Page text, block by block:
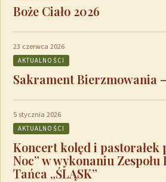
Boże Ciało 2026
23 czerwca 2026
AKTUALNOŚCI
Sakrament Bierzmowania
5 stycznia 2026
AKTUALNOŚCI
Koncert kolęd i pastorałek
Noc” w wykonaniu Zespołu
Tańca „ŚLĄSK”